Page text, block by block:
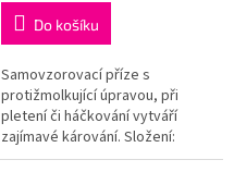
Do košíku
Samovzorovací příze s
protižmolkující úpravou, při
pletení či háčkování vytváří
zajímavé kárování. Složení:
100% Akryl – antipilling (příze